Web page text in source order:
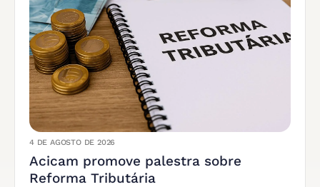
4 DE AGOSTO DE 2026
Acicam promove palestra sobre
Reforma Tributária